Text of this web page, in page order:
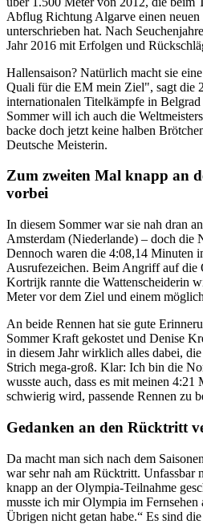
Abflug Richtung Algarve einen neuen
unterschrieben hat. Nach
Jahr 2016 mit Erfolgen und
Hallensaison? Natürlich macht sie
Quali für die EM mein Ziel", sagt die
internationalen Titelkämpfe in
Sommer will ich auch die
backe doch jetzt keine halben
Deutsche Meisterin.
Zum zweiten Mal knapp an
vorbei
In diesem Sommer war sie nah dran
Amsterdam (Niederlande) – doch die
Dennoch waren die 4:08,14 Minuten
Ausrufezeichen. Beim Angriff auf die
Kortrijk rannte die Wattenscheiderin
Meter vor dem Ziel und einem
An beide Rennen hat sie gute
Sommer Kraft gekostet und Denise
in diesem Jahr wirklich alles dabei,
Strich mega-groß. Klar: Ich bin die
wusste auch, dass es mit meinen 4:21
schwierig wird, passende Rennen zu
Gedanken an den Rücktritt
Da macht man sich nach dem
war sehr nah am Rücktritt. Unfassbar
knapp an der Olympia-Teilnahme
musste ich mir Olympia im
Übrigen nicht getan habe.“ Es sind